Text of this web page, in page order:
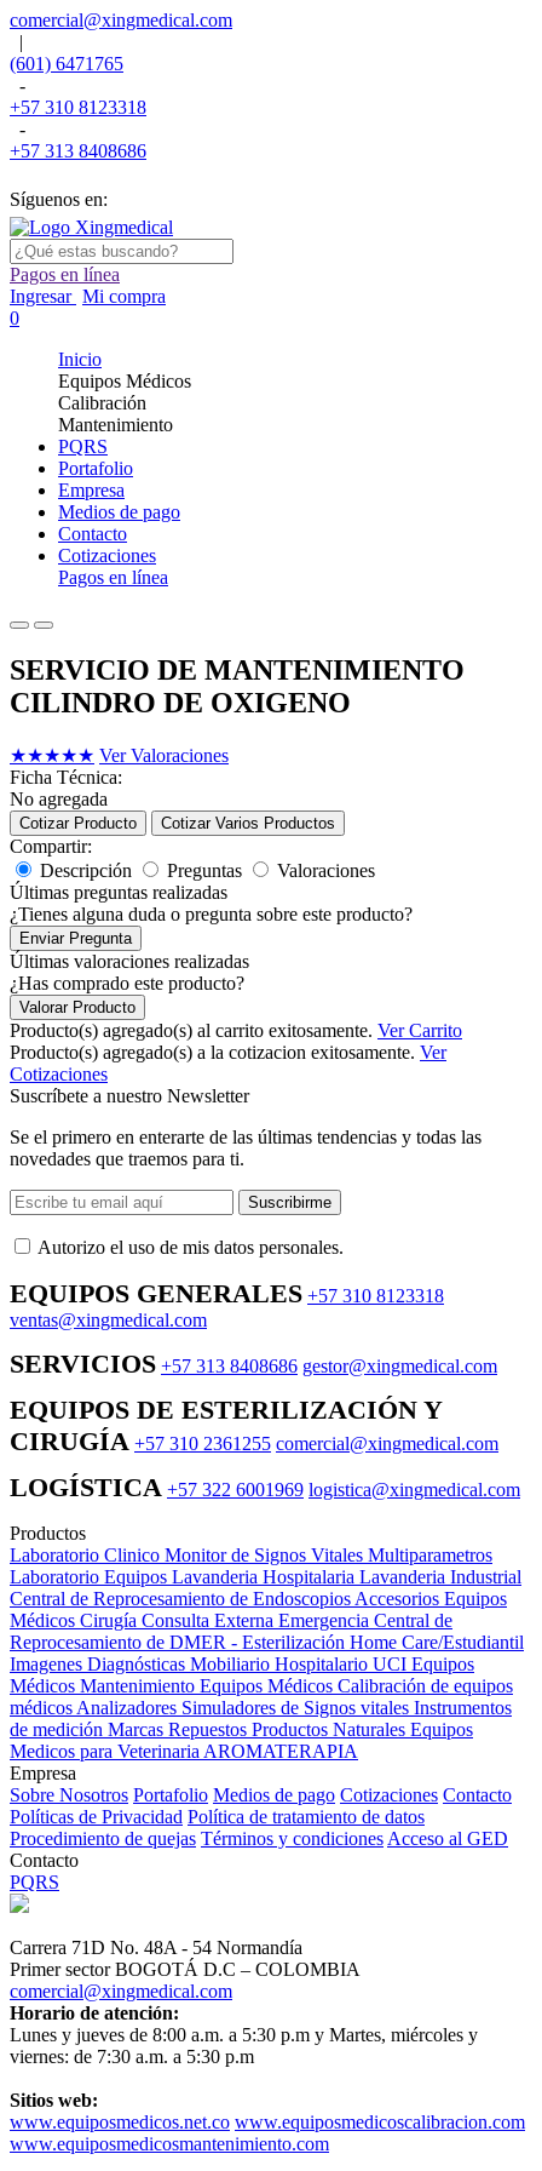
comercial@xingmedical.com
|
(601) 6471765
-
+57 310 8123318
-
+57 313 8408686
Síguenos en:
Pagos en línea
Ingresar Mi compra
0
Inicio
Equipos Médicos
Calibración
Mantenimiento
PQRS
Portafolio
Empresa
Medios de pago
Contacto
Cotizaciones
Pagos en línea
SERVICIO DE MANTENIMIENTO
CILINDRO DE OXIGENO
★★★★★ Ver Valoraciones
Ficha Técnica:
No agregada
Cotizar Producto Cotizar Varios Productos
Compartir:
Descripción
Preguntas
Valoraciones
Últimas preguntas realizadas
¿Tienes alguna duda o pregunta sobre este producto?
Enviar Pregunta
Últimas valoraciones realizadas
¿Has comprado este producto?
Valorar Producto
Producto(s) agregado(s) al carrito exitosamente. Ver Carrito
Producto(s) agregado(s) a la cotizacion exitosamente. Ver
Cotizaciones
Suscríbete a nuestro Newsletter
Se el primero en enterarte de las últimas tendencias y todas las
novedades que traemos para ti.
Suscribirme
Autorizo ​​el uso de mis datos personales.
EQUIPOS GENERALES +57 310 8123318
ventas@xingmedical.com
SERVICIOS +57 313 8408686 gestor@xingmedical.com
EQUIPOS DE ESTERILIZACIÓN Y
CIRUGÍA +57 310 2361255 comercial@xingmedical.com
LOGÍSTICA +57 322 6001969 logistica@xingmedical.com
Productos
Laboratorio Clinico Monitor de Signos Vitales Multiparametros
Laboratorio Equipos Lavanderia Hospitalaria Lavanderia Industrial
Central de Reprocesamiento de Endoscopios Accesorios Equipos
Médicos Cirugía Consulta Externa Emergencia Central de
Reprocesamiento de DMER - Esterilización Home Care/Estudiantil
Imagenes Diagnósticas Mobiliario Hospitalario UCI Equipos
Médicos Mantenimiento Equipos Médicos Calibración de equipos
médicos Analizadores Simuladores de Signos vitales Instrumentos
de medición Marcas Repuestos Productos Naturales Equipos
Medicos para Veterinaria AROMATERAPIA
Empresa
Sobre Nosotros Portafolio Medios de pago Cotizaciones Contacto
Políticas de Privacidad Política de tratamiento de datos
Procedimiento de quejas Términos y condiciones Acceso al GED
Contacto
PQRS
Carrera 71D No. 48A - 54 Normandía
Primer sector BOGOTÁ D.C – COLOMBIA
comercial@xingmedical.com
Horario de atención:
Lunes y jueves de 8:00 a.m. a 5:30 p.m y Martes, miércoles y
viernes: de 7:30 a.m. a 5:30 p.m
Sitios web:
www.equiposmedicos.net.co www.equiposmedicoscalibracion.com
www.equiposmedicosmantenimiento.com